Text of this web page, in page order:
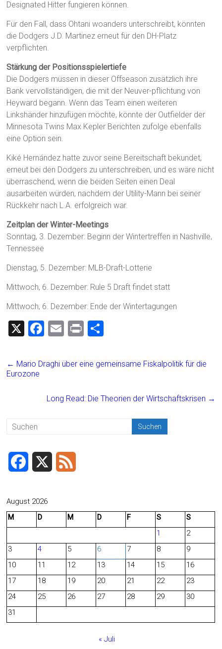
Designated Hitter fungieren können.
Für den Fall, dass Ohtani woanders unterschreibt, könnten
die Dodgers J.D. Martinez erneut für den DH-Platz
verpflichten.
Stärkung der Positionsspielertiefe
Die Dodgers müssen in dieser Offseason zusätzlich ihre
Bank vervollständigen, die mit der Neuver-pflichtung von
Heyward begann. Wenn das Team einen weiteren
Linkshänder hinzufügen möchte, könnte der Outfielder der
Minnesota Twins Max Kepler Berichten zufolge ebenfalls
eine Option sein.
Kiké Hernández hatte zuvor seine Bereitschaft bekundet,
erneut bei den Dodgers zu unterschreiben, und es wäre nicht
überraschend, wenn die beiden Seiten einen Deal
ausarbeiten würden, nachdem der Utility-Mann bei seiner
Rückkehr nach L.A. erfolgreich war.
Zeitplan der Winter-Meetings
Sonntag, 3. Dezember: Beginn der Wintertreffen in Nashville,
Tennessee
Dienstag, 5. Dezember: MLB-Draft-Lotterie
Mittwoch, 6. Dezember: Rule 5 Draft findet statt
Mittwoch, 6. Dezember: Ende der Wintertagungen
X
F
ce
o
ok
E
ai
Pr
t
e
← Mario Draghi über eine gemeinsame Fiskalpolitik für die
Eurozone
Long Read: Die Theorien der Wirtschaftskrisen →
c
b
o
August 2026
M
D M D F S
S
1
2
3
4 5 6 7 8
9
10
11 12 13 14 15
16
17
18 19 20 21 22
23
24
25 26 27 28 29
30
31
« Juli